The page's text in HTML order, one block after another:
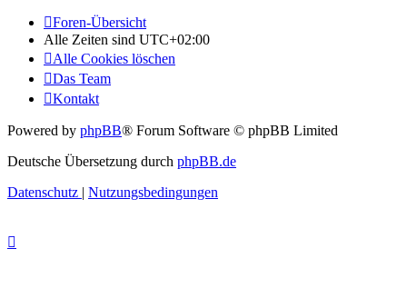
Foren-Übersicht
Alle Zeiten sind UTC+02:00
Alle Cookies löschen
Das Team
Kontakt
Powered by phpBB® Forum Software © phpBB Limited
Deutsche Übersetzung durch phpBB.de
Datenschutz | Nutzungsbedingungen